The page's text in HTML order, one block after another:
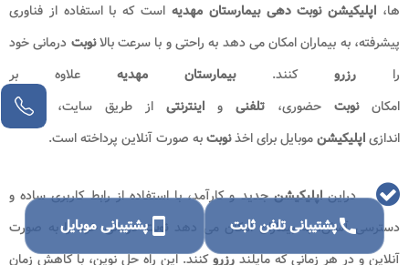
ها، اپلیکیشن نوبت دهی بیمارستان مهدیه است که با استفاده از فناوری
پیشرفته، به بیماران امکان می دهد به راحتی و با سرعت بالانوبت درمانی خود
را رزروکنند.بیمارستان مهدیه علاوه بر
امکاننوبت حضوری، تلفنی و اینترنتی از طریق سایت، به راه
اندازیاپلیکیشنموبایل برای اخذنوبتبه صورت آنلاین پرداخته است.
درایناپلیکیشنجدید و کارآمد، با استفاده از رابط کاربری ساده و
دسترسی آسان، به بیماران امکان می دهد
نوبتدرمانی خود را به صورت
آنلاین و در هر زمانی که مایلندرزروکنند. این راه حل نوین، با کاهش زمان
callپشتیبانی تلفن ثابت smartphoneپشتیبانی موبایل